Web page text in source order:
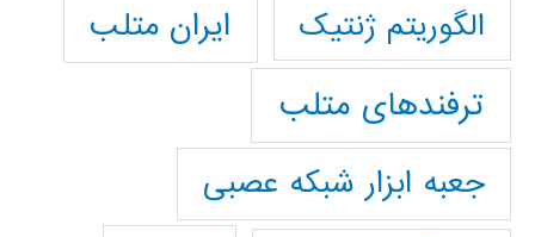
الگوریتم ژنتیک
ایران متلب
ترفندهای متلب
جعبه ابزار شبکه عصبی